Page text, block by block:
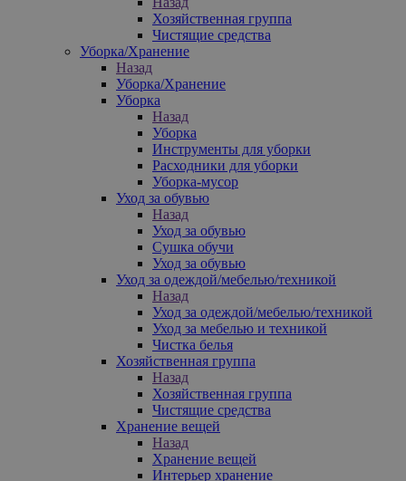
Хозяйственная группа
Чистящие средства
Уборка/Хранение
Назад
Уборка/Хранение
Уборка
Назад
Уборка
Инструменты для уборки
Расходники для уборки
Уборка-мусор
Уход за обувью
Назад
Уход за обувью
Сушка обучи
Уход за обувью
Уход за одеждой/мебелью/техникой
Назад
Уход за одеждой/мебелью/техникой
Уход за мебелью и техникой
Чистка белья
Хозяйственная группа
Назад
Хозяйственная группа
Чистящие средства
Хранение вещей
Назад
Хранение вещей
Интерьер хранение